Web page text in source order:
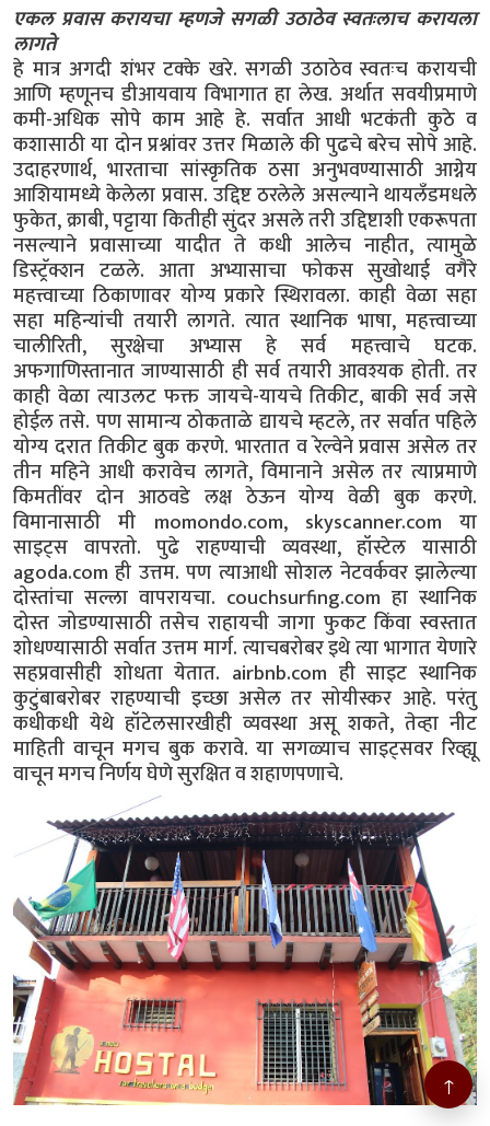
एकल प्रवास करायचा म्हणजे सगळी उठाठेव स्वतःलाच करायला
लागते
हे मात्र अगदी शंभर टक्के खरे. सगळी उठाठेव स्वतःच करायची
आणि म्हणूनच डीआयवाय विभागात हा लेख. अर्थात सवयीप्रमाणे
कमी-अधिक सोपे काम आहे हे. सर्वात आधी भटकंती कुठे व
कशासाठी या दोन प्रश्नांवर उत्तर मिळाले की पुढचे बरेच सोपे आहे.
उदाहरणार्थ, भारताचा सांस्कृतिक ठसा अनुभवण्यासाठी आग्नेय
आशियामध्ये केलेला प्रवास. उद्दिष्ट ठरलेले असल्याने थायलँडमधले
फुकेत, क्राबी, पट्टाया कितीही सुंदर असले तरी उद्दिष्टाशी एकरूपता
नसल्याने प्रवासाच्या यादीत ते कधी आलेच नाहीत, त्यामुळे
डिस्ट्रॅक्शन टळले. आता अभ्यासाचा फोकस सुखोथाई वगैरे
महत्त्वाच्या ठिकाणावर योग्य प्रकारे स्थिरावला. काही वेळा सहा
सहा महिन्यांची तयारी लागते. त्यात स्थानिक भाषा, महत्त्वाच्या
चालीरिती, सुरक्षेचा अभ्यास हे सर्व महत्त्वाचे घटक.
अफगाणिस्तानात जाण्यासाठी ही सर्व तयारी आवश्यक होती. तर
काही वेळा त्याउलट फक्त जायचे-यायचे तिकीट, बाकी सर्व जसे
होईल तसे. पण सामान्य ठोकताळे द्यायचे म्हटले, तर सर्वात पहिले
योग्य दरात तिकीट बुक करणे. भारतात व रेल्वेने प्रवास असेल तर
तीन महिने आधी करावेच लागते, विमानाने असेल तर त्याप्रमाणे
किमतींवर दोन आठवडे लक्ष ठेऊन योग्य वेळी बुक करणे.
विमानासाठी मी momondo.com, skyscanner.com या
साइट्स वापरतो. पुढे राहण्याची व्यवस्था, हॉस्टेल यासाठी
agoda.com ही उत्तम. पण त्याआधी सोशल नेटवर्कवर झालेल्या
दोस्तांचा सल्ला वापरायचा. couchsurfing.com हा स्थानिक
दोस्त जोडण्यासाठी तसेच राहायची जागा फुकट किंवा स्वस्तात
शोधण्यासाठी सर्वात उत्तम मार्ग. त्याचबरोबर इथे त्या भागात येणारे
सहप्रवासीही शोधता येतात. airbnb.com ही साइट स्थानिक
कुटुंबाबरोबर राहण्याची इच्छा असेल तर सोयीस्कर आहे. परंतु
कधीकधी येथे हॉटेलसारखीही व्यवस्था असू शकते, तेव्हा नीट
माहिती वाचून मगच बुक करावे. या सगळ्याच साइट्सवर रिव्ह्यू
वाचून मगच निर्णय घेणे सुरक्षित व शहाणपणाचे.
↑